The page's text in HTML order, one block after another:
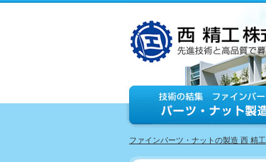
ファインパーツ・ナットの製造 西 精工